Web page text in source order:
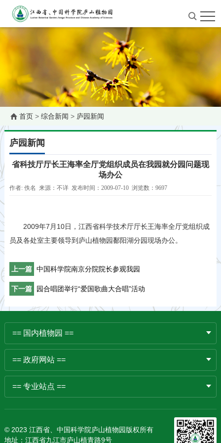
首页> 综合新闻 > 庐园新闻
庐园新闻
省科技厅厅长王海率全厅党组织成员在我园就分园问题现
场办公
作者: 佚名 来源：不详 发布时间：2009-07-10 浏览数：9697
2009年7月10日，江西省科学技术厅厅长王海率全厅党组织成
员及各处室主要领导到庐山植物园鄱阳湖分园现场办公。
上一篇 中国科学院南京分院院长参观我园
下一篇 园合唱团举行“爱国歌曲大合唱”活动
== 国内植物园 ==
== 政府网站 ==
== 专业站点 ==
© 2023 江西省、中国科学院庐山植物园版权所有
地址：江西省九江市庐山植青路9号